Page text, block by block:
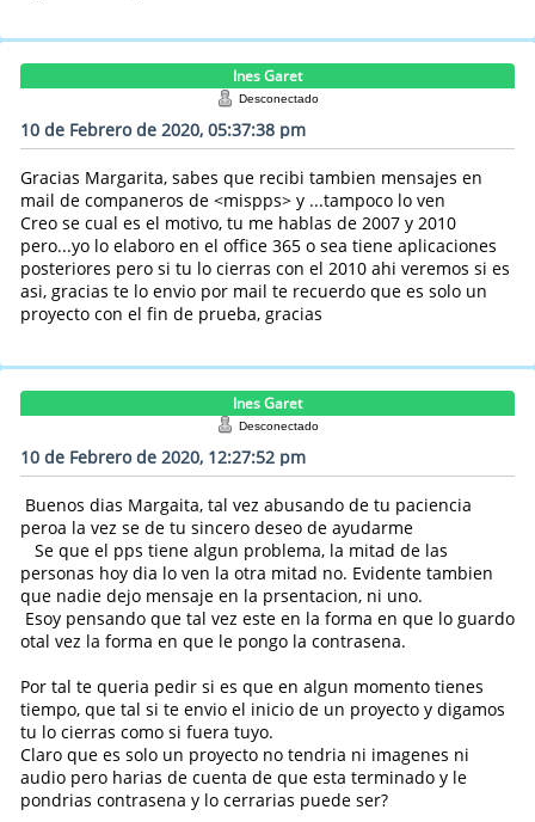
Ines Garet
Desconectado
10 de Febrero de 2020, 05:37:38 pm
Gracias Margarita, sabes que recibi tambien mensajes en
mail de companeros de <mispps> y ...tampoco lo ven
Creo se cual es el motivo, tu me hablas de 2007 y 2010
pero...yo lo elaboro en el office 365 o sea tiene aplicaciones
posteriores pero si tu lo cierras con el 2010 ahi veremos si es
asi, gracias te lo envio por mail te recuerdo que es solo un
proyecto con el fin de prueba, gracias
Ines Garet
Desconectado
10 de Febrero de 2020, 12:27:52 pm
Buenos dias Margaita, tal vez abusando de tu paciencia
peroa la vez se de tu sincero deseo de ayudarme
Se que el pps tiene algun problema, la mitad de las
personas hoy dia lo ven la otra mitad no. Evidente tambien
que nadie dejo mensaje en la prsentacion, ni uno.
Esoy pensando que tal vez este en la forma en que lo guardo
otal vez la forma en que le pongo la contrasena.
Por tal te queria pedir si es que en algun momento tienes
tiempo, que tal si te envio el inicio de un proyecto y digamos
tu lo cierras como si fuera tuyo.
Claro que es solo un proyecto no tendria ni imagenes ni
audio pero harias de cuenta de que esta terminado y le
pondrias contrasena y lo cerrarias puede ser?